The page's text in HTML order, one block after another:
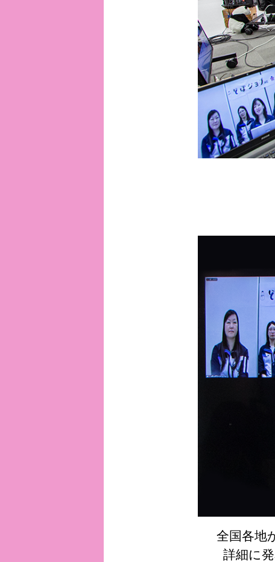
全国各地
詳細に